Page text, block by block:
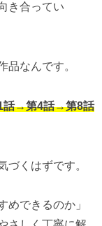
き合ってい
品なんです。
話→第4話→第8話
づくはずです。
めできるのか」